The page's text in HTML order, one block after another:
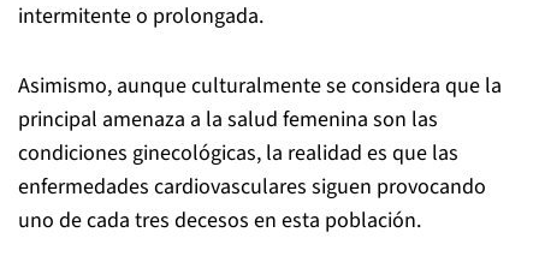
intermitente o prolongada.
Asimismo, aunque culturalmente se considera que la
principal amenaza a la salud femenina son las
condiciones ginecológicas, la realidad es que las
enfermedades cardiovasculares siguen provocando
uno de cada tres decesos en esta población.